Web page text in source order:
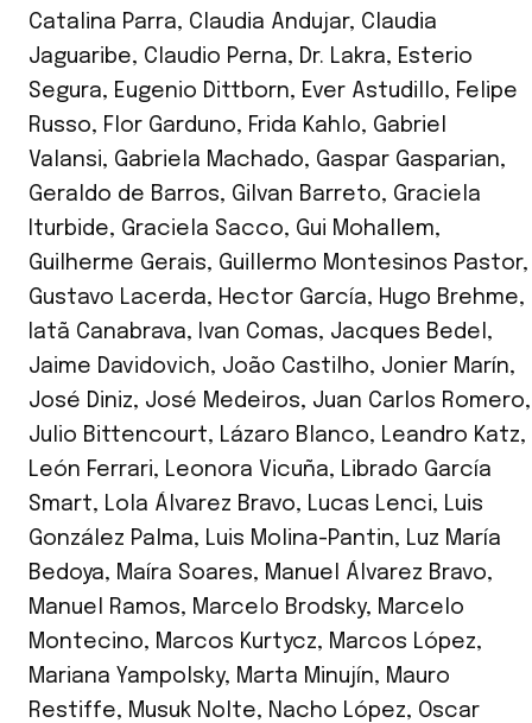
Catalina Parra, Claudia Andujar, Claudia
Jaguaribe, Claudio Perna, Dr. Lakra, Esterio
Segura, Eugenio Dittborn, Ever Astudillo, Felipe
Russo, Flor Garduno, Frida Kahlo, Gabriel
Valansi, Gabriela Machado, Gaspar Gasparian,
Geraldo de Barros, Gilvan Barreto, Graciela
Iturbide, Graciela Sacco, Gui Mohallem,
Guilherme Gerais, Guillermo Montesinos Pastor,
Gustavo Lacerda, Hector García, Hugo Brehme,
Iatã Canabrava, Ivan Comas, Jacques Bedel ,
Jaime Davidovich, João Castilho, Jonier Marín,
José Diniz, José Medeiros, Juan Carlos Romero,
Julio Bittencourt, Lázaro Blanco, Leandro Katz,
León Ferrari, Leonora Vicuña, Librado García
Smart, Lola Álvarez Bravo, Lucas Lenci, Luis
González Palma, Luis Molina-Pantin, Luz María
Bedoya, Maíra Soares, Manuel Álvarez Bravo,
Manuel Ramos, Marcelo Brodsky, Marcelo
Montecino, Marcos Kurtycz, Marcos López,
Mariana Yampolsky, Marta Minujín, Mauro
Restiffe, Musuk Nolte, Nacho López, Oscar